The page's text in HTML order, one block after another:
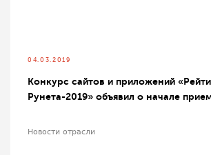
04.03.2019
Конкурс сайтов и приложений
Рунета-2019» объявил о начале
Новости отрасли